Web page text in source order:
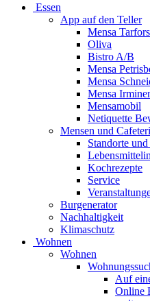
Essen
App auf den Teller
Mensa
Oliva
Bistro A/B
Mensa
Mensa
Mensa
Mensamobil
Netiquette
Mensen und
Standorte
Kochrezepte
Service
Burgenerator
Nachhaltigkeit
Klimaschutz
Wohnen
Wohnen
Auf
Online